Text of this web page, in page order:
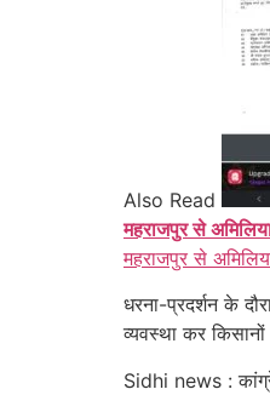
Also Read
महराजपुर से
महराजपुर से
धरना-प्रदर्शन के
व्यवस्था कर
Sidhi news :